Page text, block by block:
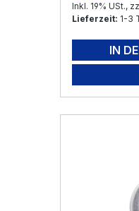
Inkl. 19% USt.,
Lieferzeit: 1-3
IN